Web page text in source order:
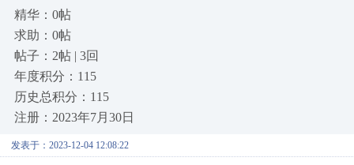
精华：0帖
求助：0帖
帖子：2帖 | 3回
年度积分：115
历史总积分：115
注册：2023年7月30日
发表于：2023-12-04 12:08:22